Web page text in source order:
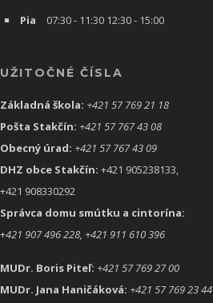
Pia 07:30 - 11:30 12:30 - 15:00
UŽITOČNÉ ČÍSLA
Základná škola: +421 57 769 21 18
Pošta Stakčín: +421 57 767 43 08
Obecný úrad: +421 57 767 43 09
DHZ obce Stakčín: +421 905238133,
+421 908330292
Správca domu smútku a cintorína:
+421 907 496 228, +421 911 610 396
MUDr. Boris Piteľ: +421 57 769 27 00
MUDr. Jana Haničáková: +421 57 769 23 44